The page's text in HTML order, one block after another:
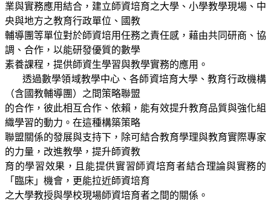
業與實務應用結合，建立師資培育之大學、小學教學現場、中
央與地方之教育行政單位、國教
輔導團等單位對於師資培用任務之責任感，藉由共同研商、協
調、合作，以能研發優質的數學
素養課程，提供師資生學習與教學實務的應用。
透過數學領域教學中心、各師資培育大學、教育行政機構
（含國教輔導團）之間策略聯盟
的合作，彼此相互合作、依賴，能有效提升教育品質與強化組
織學習的動力。在這種構築策略
聯盟關係的發展與支持下，除可結合教育學理與教育實際專家
的力量，改進教學，提升師資教
育的學習效果，且能提供實習師資培育者結合理論與實務的
「臨床」機會，更能拉近師資培育
之大學教授與學校現場師資培育者之間的關係。